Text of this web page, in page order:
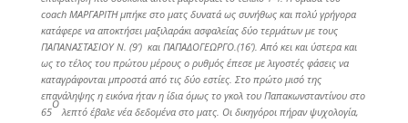
coach ΜΑΡΓΑΡΙΤΗ μπήκε στο ματς δυνατά ως συνήθως και πολύ γρήγορα
κατάφερε να αποκτήσει μαξιλαράκι ασφαλείας δύο τερμάτων με τους
ΠΑΠΑΝΑΣΤΑΣΙΟΥ Ν. (9’) και ΠΑΠΑΔΟΓΕΩΡΓΟ.(16’). Από κει και ύστερα και
ως το τέλος του πρώτου μέρους ο ρυθμός έπεσε με λιγοστές φάσεις να
καταγράφονται μπροστά από τις δύο εστίες. Στο πρώτο μισό της
επανάληψης η εικόνα ήταν η ίδια όμως το γκολ του Παπακωνσταντίνου στο
65
Ο
λεπτό έβαλε νέα δεδομένα στο ματς. Οι δικηγόροι πήραν ψυχολογία,